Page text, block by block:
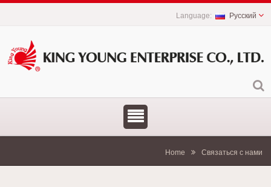
Русский
Home Связаться с нами